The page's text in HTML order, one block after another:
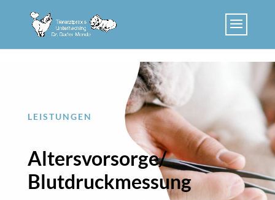
LEISTUNGEN
Altersvorsorge/
Blutdruckmessung